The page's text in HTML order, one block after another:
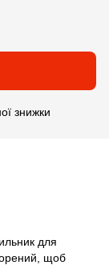
знижки
для
щоб